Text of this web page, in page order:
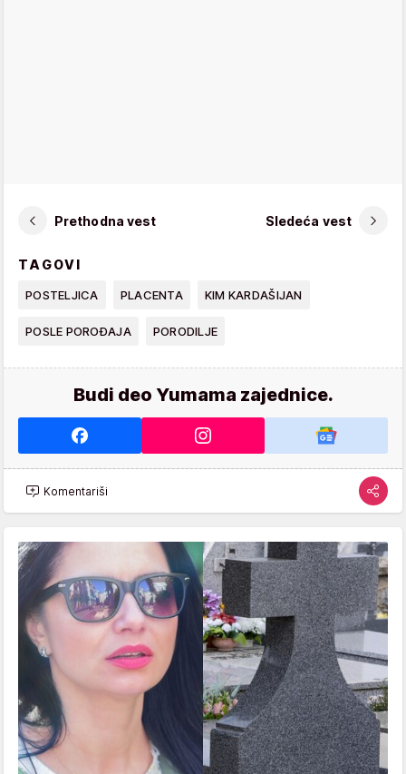
Prethodna vest Sledeća vest
TAGOVI
POSTELJICA PLACENTA KIM KARDAŠIJAN
POSLE POROĐAJA PORODILJE
Budi deo Yumama zajednice.
Komentariši